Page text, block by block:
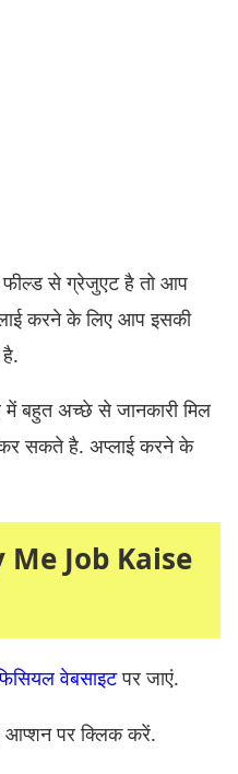
से ग्रेजुएट है तो आप
करने के लिए आप इसकी
बहुत अच्छे से जानकारी मिल
कर सकते है. अप्लाई करने के
Me Job Kaise
वेबसाइटपर जाएं.
आप्शन पर क्लिक करें.